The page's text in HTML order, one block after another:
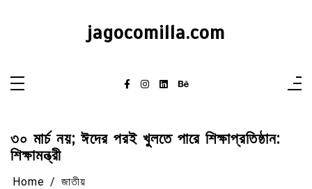
jagocomilla.com
৩০ মার্চ নয়; ঈদের পরই খুলতে পারে শিক্ষাপ্রতিষ্ঠান:
শিক্ষামন্ত্রী
Home জাতীয়